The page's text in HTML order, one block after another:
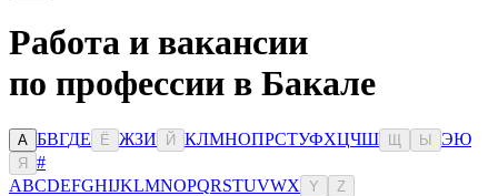
Работа и вакансии
по профессии в Бакале
А БВГДЕ Ё ЖЗИ Й КЛМНОПРСТУФХЦЧШ Ы ЭЮ
Я
#
ABCDEFGHIJKLMNOPQRSTUVWX Y Z